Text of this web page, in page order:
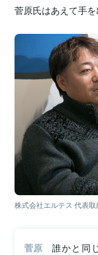
菅原氏はあえて手を
株式会社エルテス 代表
菅原
誰かと同